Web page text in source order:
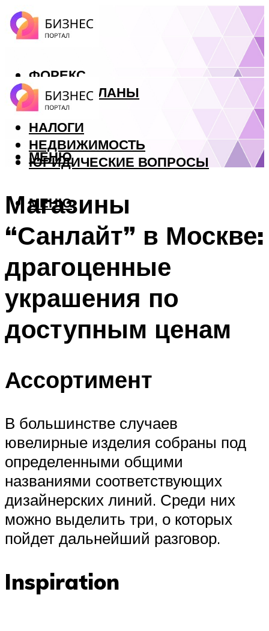
ФОРЕКС
БИЗНЕС ПЛАНЫ
КРЕДИТЫ
НАЛОГИ
НЕДВИЖИМОСТЬ
ЮРИДИЧЕСКИЕ ВОПРОСЫ
МЕНЮ
МЕНЮ
Магазины
“Санлайт” в Москве:
драгоценные
украшения по
доступным ценам
Ассортимент
В большинстве случаев
ювелирные изделия собраны под
определенными общими
названиями соответствующих
дизайнерских линий. Среди них
можно выделить три, о которых
пойдет дальнейший разговор.
Inspiration